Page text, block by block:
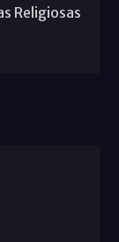
Religiosas